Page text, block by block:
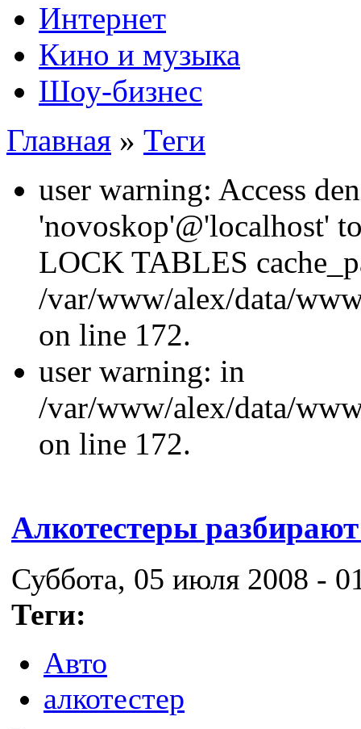
Интернет
Кино и музыка
Шоу-бизнес
Главная » Теги
user warning: Access
'novoskop'@'localhost'
LOCK TABLES
/var/www/alex/data/
on line 172.
user warning: in
/var/www/alex/data/
on line 172.
Алкотестеры
Суббота, 05 июля 2008 -
Теги:
Авто
алкотестер